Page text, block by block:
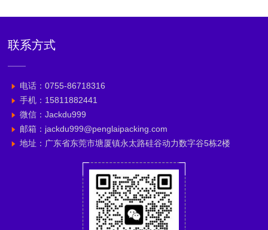
联系方式
电话：0755-86718316
手机：15811882441
微信：Jackdu999
邮箱：jackdu999@penglaipacking.com
地址：广东省东莞市塘厦镇永太路硅谷动力数字谷5栋2楼